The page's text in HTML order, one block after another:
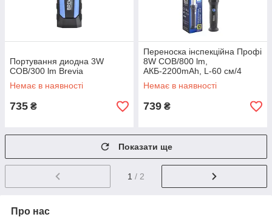
Портування диодна 3W
COB/300 lm Brevia
Немає в наявності
735 ₴
Переноска інспекційна Профі
8W COB/800 lm,
АКБ-2200mAh, L-60 см/4
магніти/2 гачки/Brevia
No11420
Немає в наявності
739 ₴
Показати ще
1 / 2
Про нас